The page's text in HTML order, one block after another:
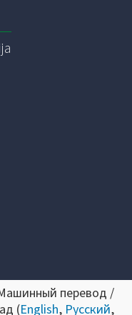
перевод /
(English, Русский,